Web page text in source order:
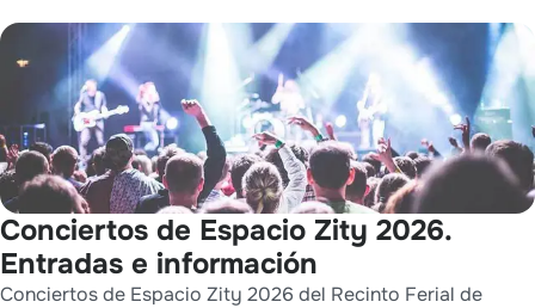
Conciertos de Espacio Zity 2026.
Entradas e información
Conciertos de Espacio Zity 2026 del Recinto Ferial de